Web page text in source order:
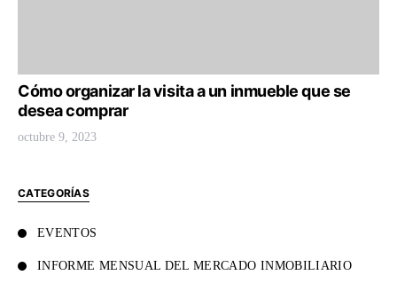
Cómo organizar la visita a un inmueble que se
desea comprar
octubre 9, 2023
CATEGORÍAS
EVENTOS
INFORME MENSUAL DEL MERCADO INMOBILIARIO